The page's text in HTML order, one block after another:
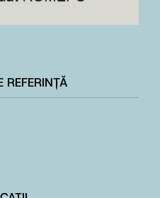
REFERINȚĂ